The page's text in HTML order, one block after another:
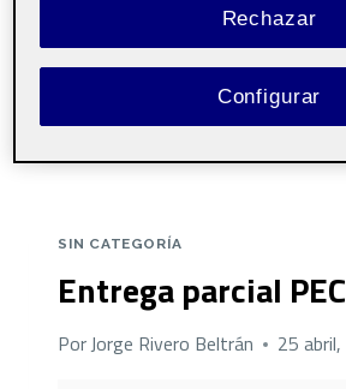
haciendo interacciones entre
ENTREGA
PARCIAL
SIN CATEGORÍA
Entrega parcial
PorJorge Rivero Beltrán 25
Rechazar
Configurar